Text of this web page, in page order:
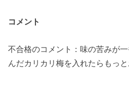
コメント
不合格のコメント：味の苦みが
んだカリカリ梅を入れたらもっ